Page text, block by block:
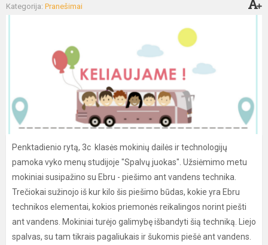
Kategorija: Pranešimai
Penktadienio rytą, 3c klasės mokinių dailės ir technologijų
pamoka vyko menų studijoje "Spalvų juokas". Užsiėmimo metu
mokiniai susipažino su Ebru - piešimo ant vandens technika.
Trečiokai sužinojo iš kur kilo šis piešimo būdas, kokie yra Ebru
technikos elementai, kokios priemonės reikalingos norint piešti
ant vandens. Mokiniai turėjo galimybę išbandyti šią techniką. Liejo
spalvas, su tam tikrais pagaliukais ir šukomis piešė ant vandens.